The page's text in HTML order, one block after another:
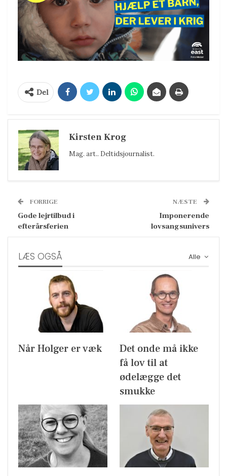
Del
Kirsten Krog
Mag. art.. Deltidsjournalist.
FORRIGE
Gode lejrtilbud i
efterårsferien
NÆSTE
Imponerende
lovsangsunivers
Alle
LÆS OGSÅ
Når Holger er væk
Det onde må ikke
få lov til at
ødelægge det
smukke